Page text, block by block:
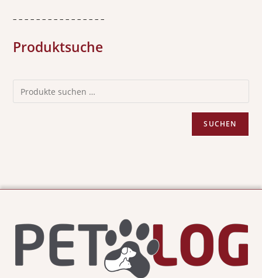
– – – – – – – – – – – – – – – –
Produktsuche
SUCHEN